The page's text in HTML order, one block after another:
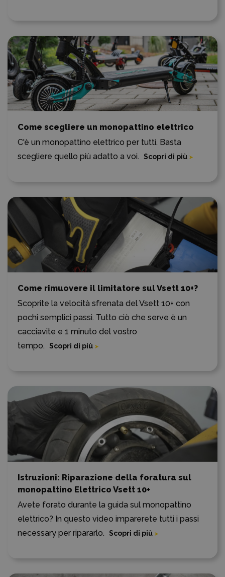
Come scegliere un monopattino elettrico
C'è un monopattino elettrico per tutti. Basta
scegliere quello più adatto a voi.
Scopri di più
Come rimuovere il limitatore sul Vsett 10+?
Scoprite la velocità sfrenata del Vsett 10+ con
pochi semplici passi. Tutto ciò che serve è un
cacciavite e 1 minuto del vostro
tempo.
Scopri di più
Istruzioni: Riparazione della foratura sul
monopattino Elettrico Vsett 10+
Avete forato durante la guida sul monopattino
elettrico? In questo video imparerete tutti i passi
necessary per ripararlo.
Scopri di più